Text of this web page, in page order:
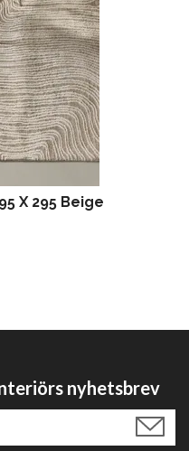
X 295 Beige
nyhetsbrev